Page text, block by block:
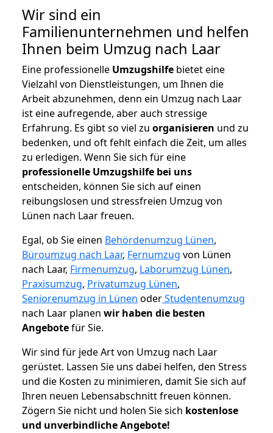
Wir sind ein
Familienunternehmen und helfen
Ihnen beim Umzug nach Laar
Eine professionelle Umzugshilfe bietet eine
Vielzahl von Dienstleistungen, um Ihnen die
Arbeit abzunehmen, denn ein Umzug nach Laar
ist eine aufregende, aber auch stressige
Erfahrung. Es gibt so viel zu organisieren und zu
bedenken, und oft fehlt einfach die Zeit, um alles
zu erledigen. Wenn Sie sich für eine
professionelle Umzugshilfe bei uns
entscheiden, können Sie sich auf einen
reibungslosen und stressfreien Umzug von
Lünen nach Laar freuen.
Egal, ob Sie einen Behördenumzug Lünen,
Büroumzug nach Laar, Fernumzug von Lünen
nach Laar, Firmenumzug, Laborumzug Lünen,
Praxisumzug, Privatumzug Lünen,
Seniorenumzug in Lünen oderStudentenumzug
nach Laar planen wir haben die besten
Angebotefür Sie.
Wir sind für jede Art von Umzug nach Laar
gerüstet. Lassen Sie uns dabei helfen, den Stress
und die Kosten zu minimieren, damit Sie sich auf
Ihren neuen Lebensabschnitt freuen können.
Zögern Sie nicht und holen Sie sich kostenlose
und unverbindliche Angebote!